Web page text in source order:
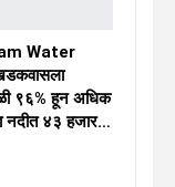
Water
९६% हून अधिक
नदीत ४३ हजार…